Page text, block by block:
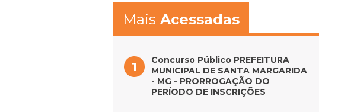
Mais Acessadas
Concurso Público PREFEITURA
MUNICIPAL DE SANTA MARGARIDA
- MG - PRORROGAÇÃO DO
PERÍODO DE INSCRIÇÕES